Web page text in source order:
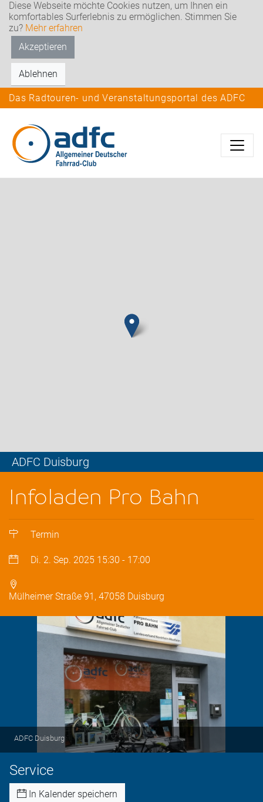
Diese Webseite möchte Cookies nutzen, um Ihnen ein
komfortables Surferlebnis zu ermöglichen. Stimmen Sie
zu? Mehr erfahren
Akzeptieren
Ablehnen
Das Radtouren- und Veranstaltungsportal des ADFC
ADFC Duisburg
Infoladen Pro Bahn
Termin
Di. 2. Sep. 2025 15:30 - 17:00
Mülheimer Straße 91, 47058 Duisburg
ADFC Duisburg
Service
In Kalender speichern